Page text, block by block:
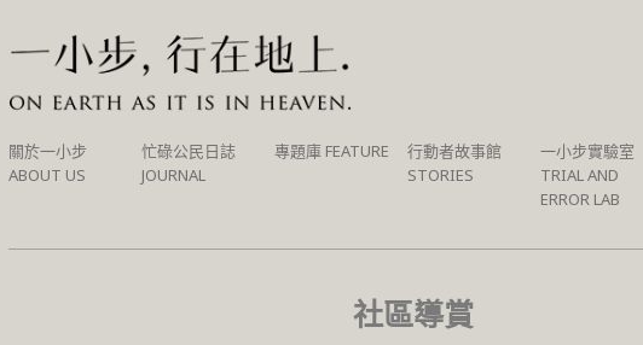
SKIP
TO
關於一小步
ABOUT US
忙碌公民日誌
JOURNAL
專題庫 FEATURE
行動者故事館
STORIES
一小步實驗室
TRIAL AND
ERROR LAB
社區導賞